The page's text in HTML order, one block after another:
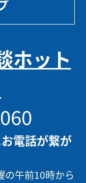
ホット
電話が繋が
の午前10時から